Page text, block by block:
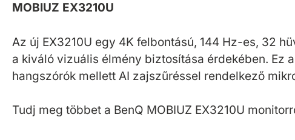
MOBIUZ EX3210U
Az új EX3210U egy 4K felbontású, 144 Hz-es, 32
a kiváló vizuális élmény biztosítása érdekében. Ez
hangszórók mellett AI zajszűréssel rendelkező
Tudj meg többet a BenQ MOBIUZ EX3210U